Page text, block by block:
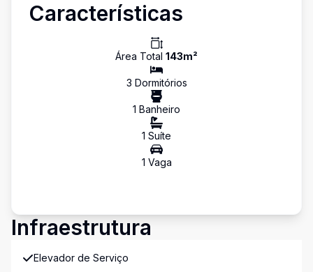
Características
Área Total 143m²
3 Dormitórios
1 Banheiro
1 Suíte
1 Vaga
Infraestrutura
Elevador de Serviço